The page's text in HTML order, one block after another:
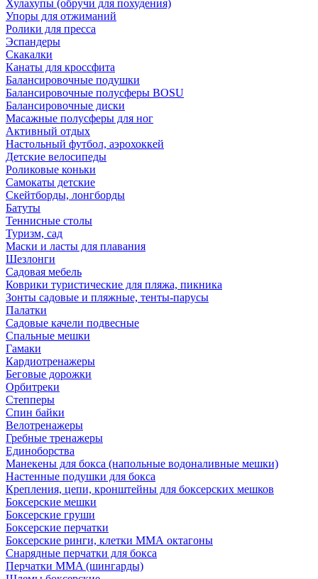
Хулахупы (обручи для похудения)
Упоры для отжиманий
Ролики для пресса
Эспандеры
Скакалки
Канаты для кроссфита
Балансировочные подушки
Балансировочные полусферы BOSU
Балансировочные диски
Масажные полусферы для ног
Активный отдых
Настольный футбол, аэрохоккей
Детские велосипеды
Роликовые коньки
Самокаты детские
Скейтборды, лонгборды
Батуты
Теннисные столы
Туризм, сад
Маски и ласты для плавания
Шезлонги
Садовая мебель
Коврики туристические для пляжа, пикника
Зонты садовые и пляжные, тенты-парусы
Палатки
Садовые качели подвесные
Спальные мешки
Гамаки
Кардиотренажеры
Беговые дорожки
Орбитреки
Степперы
Спин байки
Велотренажеры
Гребные тренажеры
Единоборства
Манекены для бокса (напольные водоналивные мешки)
Настенные подушки для бокса
Крепления, цепи, кронштейны для боксерских мешков
Боксерские мешки
Боксерские груши
Боксерские перчатки
Боксерские ринги, клетки ММА октагоны
Снарядные перчатки для бокса
Перчатки MMA (шингарды)